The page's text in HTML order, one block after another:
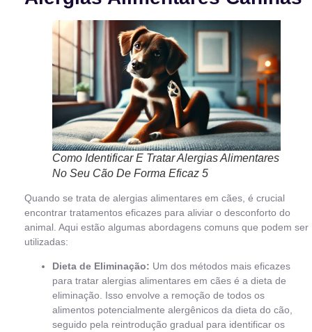
Como Identificar E Tratar Alergias Alimentares
No Seu Cão De Forma Eficaz 5
Quando se trata de alergias alimentares em cães, é crucial
encontrar tratamentos eficazes para aliviar o desconforto do
animal. Aqui estão algumas abordagens comuns que podem ser
utilizadas:
Dieta de Eliminação: Um dos métodos mais eficazes
para tratar alergias alimentares em cães é a dieta de
eliminação. Isso envolve a remoção de todos os
alimentos potencialmente alergênicos da dieta do cão,
seguido pela reintrodução gradual para identificar os